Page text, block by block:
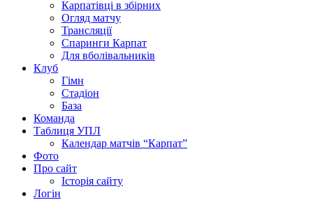
Карпатівці в збірних
Огляд матчу
Трансляції
Спаринги Карпат
Для вболівальників
Клуб
Гімн
Стадіон
База
Команда
Таблиця УПЛ
Календар матчів “Карпат”
Фото
Про сайт
Історія сайту
Логін